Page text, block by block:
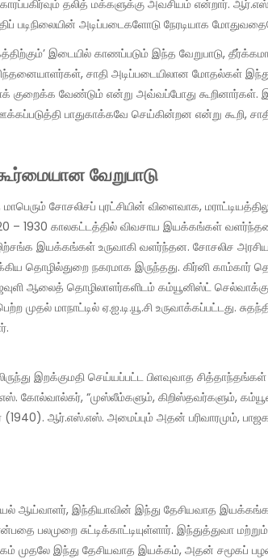
தலித் மக்களுக்கு அவசியம் என்றார்.
படிநிலையின் அடிப்படைகளோடு நேரடியாக
சாதி அடிப்படையிலான மோதல்கள்
குறைக்க வேண்டும் என்று அவ்வப்போது
பாதுகாக்கவே செய்கின்றன என்று கூறி,
வேறுபாடு
– 1930 காலகட்டத்தில் விவசாய இயக்கங்கள்
இயக்கங்கள் உருவாகி வளர்ந்தன. சோசலிச
தொழில்துறை நகரமாக இருந்தது. கிர்னி
ஆலைத் தொழிலாளர்களிடம் கம்யூனிஸ்ட்
மாநாட்டில் ஏ.ஐ.டி.யூ.சி உருவாக்கப்பட்டது.
இறக்குமதி செய்யப்பட்ட பிளவுவாத
கோல்வால்கர், “முஸ்லீம்களும், கிறிஸ்தவர்களும்,
ஆர்.எஸ்.எஸ். அமைப்பும் அதன் பரிவாரமும்,
பலமுறை சுட்டிக்காட்டியுள்ளார். இந்துத்துவா மற்றும்
முதலே இந்து தேசியவாத இயக்கம், அதன் சமூகப்